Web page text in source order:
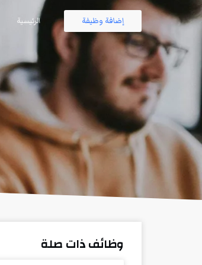
إضافة وظيفة الرئيسية
وظائف ذات صلة